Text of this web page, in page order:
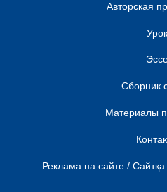
Авторская
Урок
Сборник
Материалы
Реклама на сайте /